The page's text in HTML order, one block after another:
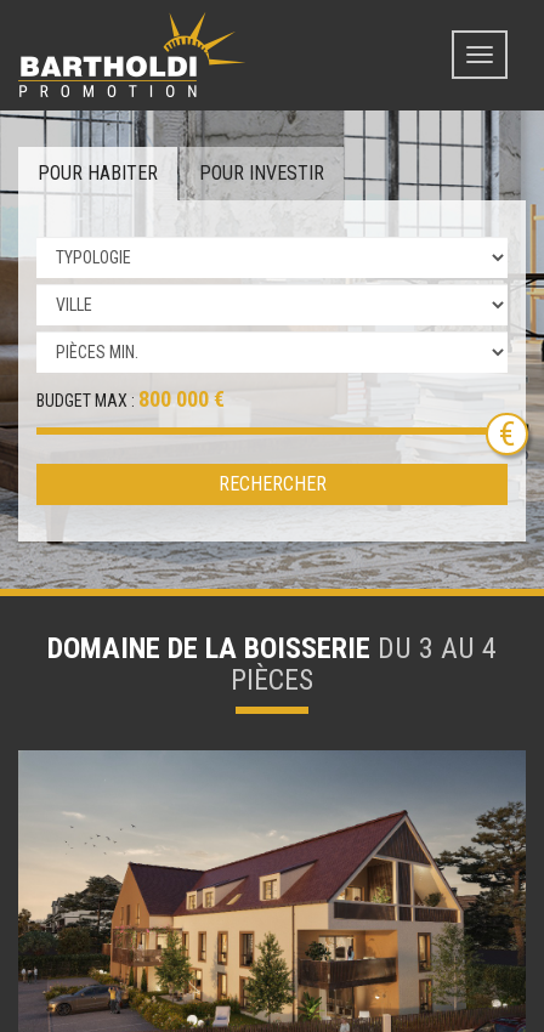
Toggle
POUR HABITER POUR INVESTIR
BUDGET MAX : 800 000 €
RECHERCHER
DOMAINE DE LA BOISSERIE DU 3 AU 4
PIÈCES